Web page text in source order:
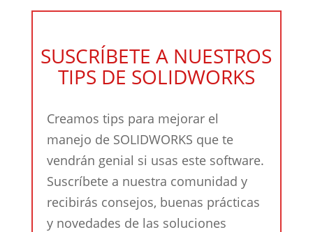
SUSCRÍBETE A NUESTROS
TIPS DE SOLIDWORKS
Creamos tips para mejorar el
manejo de SOLIDWORKS que te
vendrán genial si usas este software.
Suscríbete a nuestra comunidad y
recibirás consejos, buenas prácticas
y novedades de las soluciones